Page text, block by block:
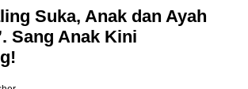
Suka, Anak dan Ayah
Sang Anak Kini